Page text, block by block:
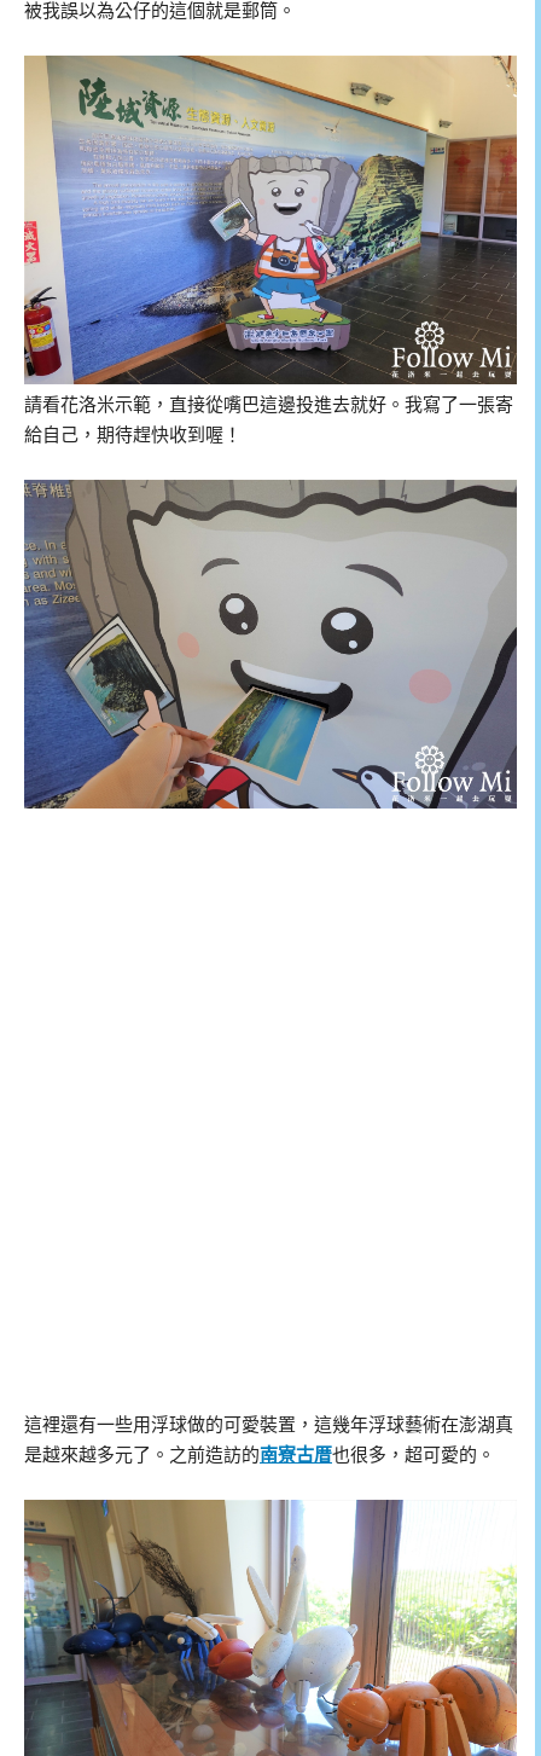
被我誤以為公仔的這個就是郵筒。
請看花洛米示範，直接從嘴巴這邊投進去就好。我寫了一張寄
給自己，期待趕快收到喔！
這裡還有一些用浮球做的可愛裝置，這幾年浮球藝術在澎湖真
是越來越多元了。之前造訪的南寮古厝也很多，超可愛的。